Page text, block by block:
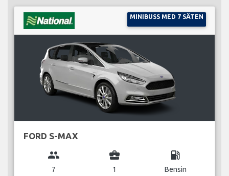
MINIBUSS MED 7 SÄTEN
FORD S-MAX
group
7
business_center
1
local_gas_station
Bensin